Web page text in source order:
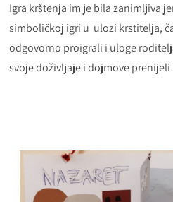
Igra krštenja im je bila zanimljiva
simboličkoj igri u ulozi krstitelja,
odgovorno proigrali i uloge
svoje doživljaje i dojmove